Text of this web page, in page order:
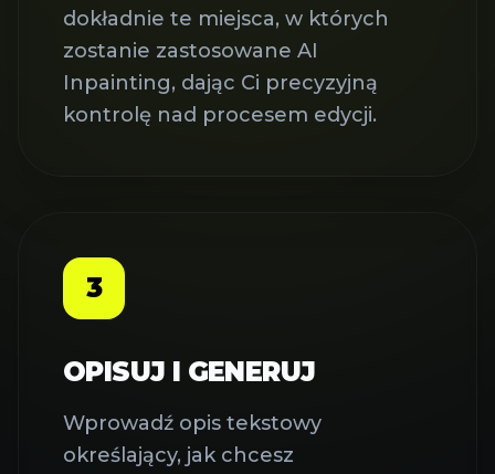
dokładnie te miejsca, w których
zostanie zastosowane AI
Inpainting, dając Ci precyzyjną
kontrolę nad procesem edycji.
3
OPISUJ I GENERUJ
Wprowadź opis tekstowy
określający, jak chcesz